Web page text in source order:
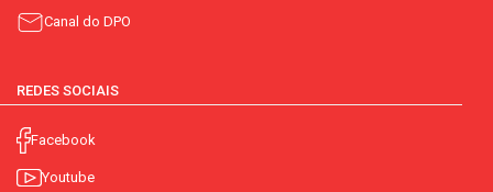
Canal do DPO
REDES SOCIAIS
Facebook
Youtube